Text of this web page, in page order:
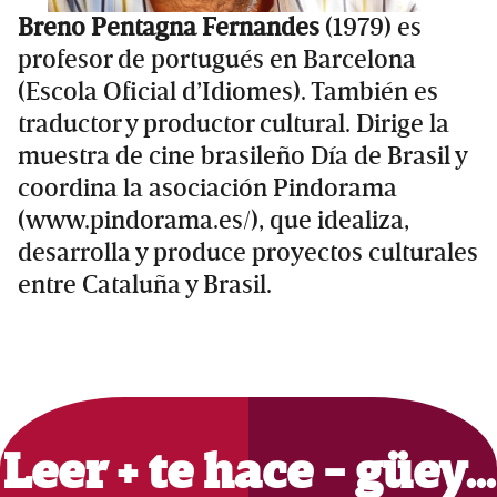
Breno Pentagna Fernandes (1979) es
profesor de portugués en Barcelona
(Escola Oficial d’Idiomes). También es
traductor y productor cultural. Dirige la
muestra de cine brasileño Día de Brasil y
coordina la asociación Pindorama
(www.pindorama.es/), que idealiza,
desarrolla y produce proyectos culturales
entre Cataluña y Brasil.
Primary
Sidebar
Leer + te hace - güey…